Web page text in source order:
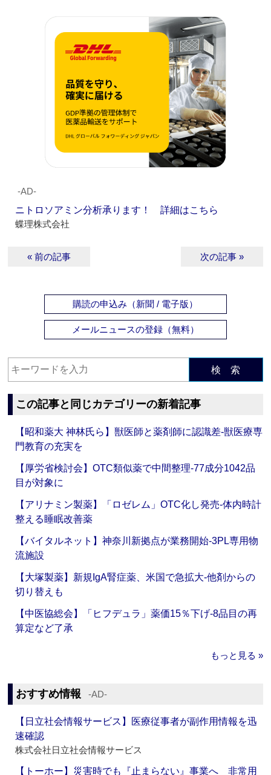
‐AD‐
ニトロソアミン分析承ります！ 詳細はこちら
蝶理株式会社
« 前の記事 次の記事 »
購読の申込み（新聞 / 電子版）
メールニュースの登録（無料）
検 索
この記事と同じカテゴリーの新着記事
【昭和薬大 神林氏ら】獣医師と薬剤師に認識差‐獣医療専
門教育の充実を
【厚労省検討会】OTC類似薬で中間整理‐77成分1042品
目が対象に
【アリナミン製薬】「ロゼレム」OTC化し発売‐体内時計
整える睡眠改善薬
【バイタルネット】神奈川新拠点が業務開始‐3PL専用物
流施設
【大塚製薬】新規IgA腎症薬、米国で急拡大‐他剤からの
切り替えも
【中医協総会】「ヒフデュラ」薬価15％下げ‐8品目の再
算定など了承
もっと見る »
おすすめ情報 ‐AD‐
【日立社会情報サービス】医療従事者が副作用情報を迅
速確認
株式会社日立社会情報サービス
【トーホー】災害時でも『止まらない』事業へ 非常用